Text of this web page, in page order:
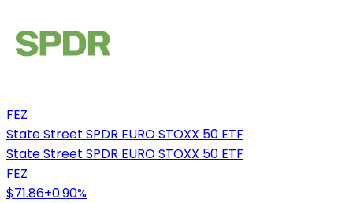
FEZ
State Street SPDR EURO STOXX 50 ETF
State Street SPDR EURO STOXX 50 ETF
FEZ
$71.86+0.90%